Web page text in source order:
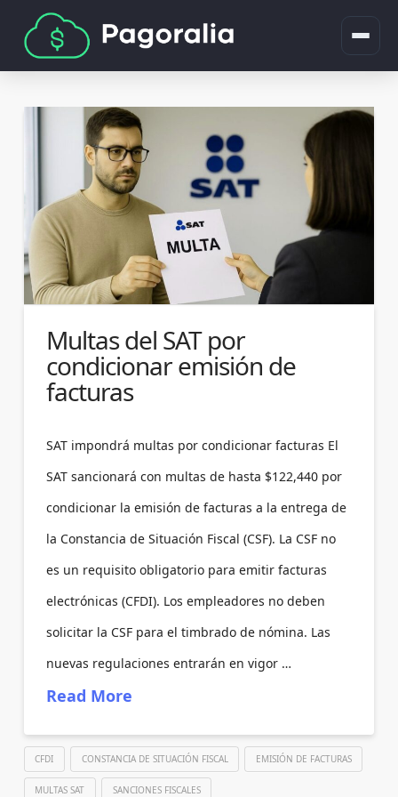
Multas del SAT por
condicionar emisión de
facturas
SAT impondrá multas por condicionar facturas El
SAT sancionará con multas de hasta $122,440 por
condicionar la emisión de facturas a la entrega de
la Constancia de Situación Fiscal (CSF). La CSF no
es un requisito obligatorio para emitir facturas
electrónicas (CFDI). Los empleadores no deben
solicitar la CSF para el timbrado de nómina. Las
nuevas regulaciones entrarán en vigor …
Read More
CFDI CONSTANCIA DE SITUACIÓN FISCAL EMISIÓN DE FACTURAS
MULTAS SAT SANCIONES FISCALES